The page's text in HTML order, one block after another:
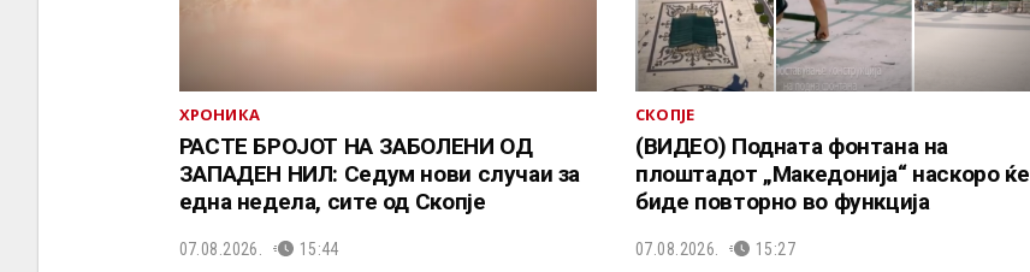
ХРОНИКА
РАСТЕ БРОЈОТ НА ЗАБОЛЕНИ ОД
ЗАПАДЕН НИЛ: Седум нови случаи за
една недела, сите од Скопје
07.08.2026. 15:44
СКОПЈЕ
(ВИДЕО) Подната фонтана на
плоштадот „Македонија“ наскоро ќе
биде повторно во функција
07.08.2026. 15:27